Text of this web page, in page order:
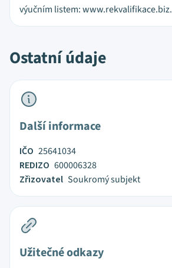
výučním listem: www.rekvalifikace.biz.
Ostatní údaje
Další informace
IČO 25641034
REDIZO 600006328
Zřizovatel Soukromý subjekt
Užitečné odkazy